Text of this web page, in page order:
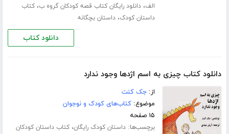
الف،دانلود رایگان کتاب قصه کودکان گروه ب،کتاب
داستان کودک،داستان بچگانه
دانلود کتاب
دانلود کتاب چیزی به اسم اژدها وجود ندارد
از:جک کنت
موضوع:کتاب‌های کودک و نوجوان
۱۵ صفحه
برچسب‌ها:داستان کودک رایگان،کتاب داستان کودکان